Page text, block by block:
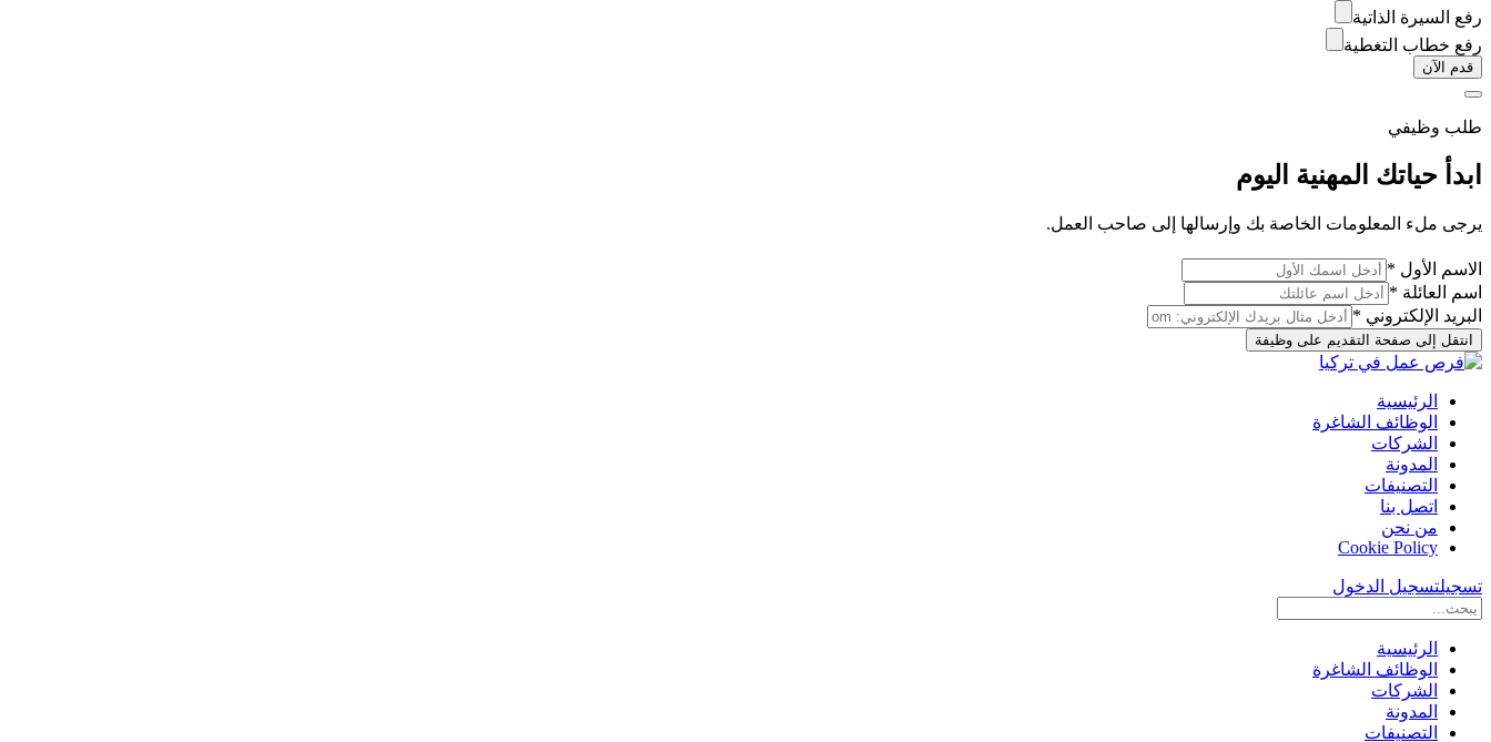
رفع السيرة الذاتية
رفع خطاب التغطية
قدم الآن
طلب وظيفي
ابدأ حياتك المهنية اليوم
يرجى ملء المعلومات الخاصة بك وإرسالها إلى صاحب العمل.
الاسم الأول *
اسم العائلة *
البريد الإلكتروني *
انتقل إلى صفحة التقديم على وظيفة
الرئيسية
الوظائف الشاغرة
الشركات
المدونة
التصنيفات
اتصل بنا
من نحن
Cookie Policy
تسجيلتسجيل الدخول
الرئيسية
الوظائف الشاغرة
الشركات
المدونة
التصنيفات